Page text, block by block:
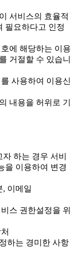
서비스의 효율적
필요하다고 인정
에 해당하는 이용
거절할 수 있습니
사용하여 이용신
내용을 허위로 기
하는 경우 서비
을 이용하여 변경
이메일
스 권한설정을 위
하는 경미한 사항